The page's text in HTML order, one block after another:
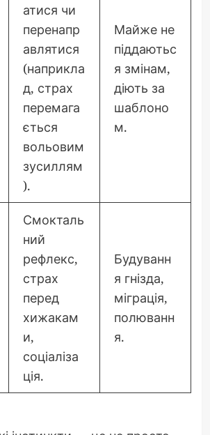
атися чи
перенапр
авлятися
(наприкла
д, страх
перемага
ється
вольовим
зусиллям
).
Майже не
піддаютьс
я змінам,
діють за
шаблоно
м.
Смокталь
ний
рефлекс,
страх
перед
хижакам
и,
соціаліза
ція.
Будуванн
я гнізда,
міграція,
полюванн
я.